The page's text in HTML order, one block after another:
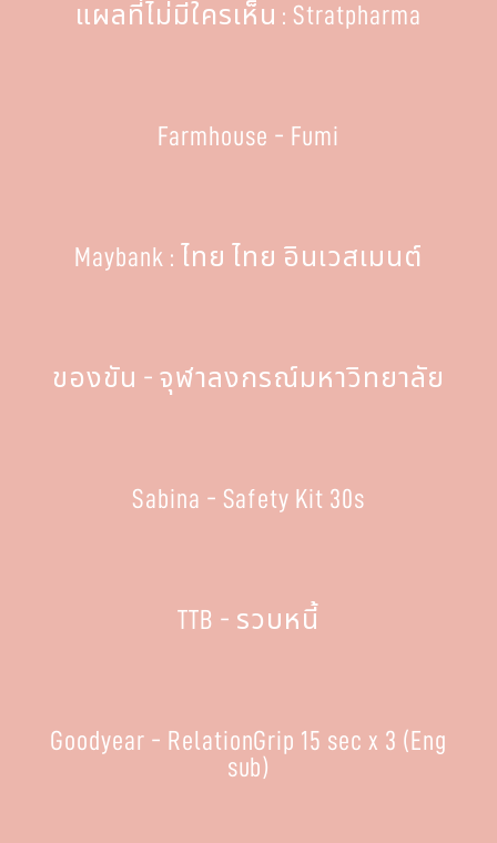
แผลที่ไม่มีใครเห็น : Stratpharma
Farmhouse - Fumi
Maybank : ไทย ไทย อินเวสเมนต์
ของขัน - จุฬาลงกรณ์มหาวิทยาลัย
Sabina - Safety Kit 30s
TTB - รวบหนี้
Goodyear - RelationGrip 15 sec x 3 (Eng
sub)